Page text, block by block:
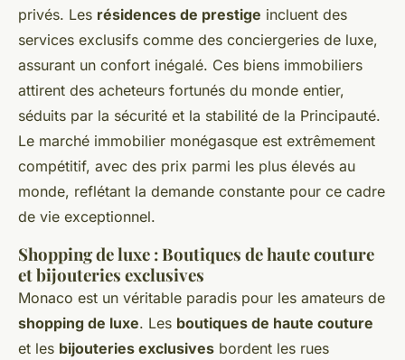
privés. Les résidences de prestige incluent des
services exclusifs comme des conciergeries de luxe,
assurant un confort inégalé. Ces biens immobiliers
attirent des acheteurs fortunés du monde entier,
séduits par la sécurité et la stabilité de la Principauté.
Le marché immobilier monégasque est extrêmement
compétitif, avec des prix parmi les plus élevés au
monde, reflétant la demande constante pour ce cadre
de vie exceptionnel.
Shopping de luxe : Boutiques de haute couture
et bijouteries exclusives
Monaco est un véritable paradis pour les amateurs de
shopping de luxe. Les boutiques de haute couture
et les bijouteries exclusives bordent les rues